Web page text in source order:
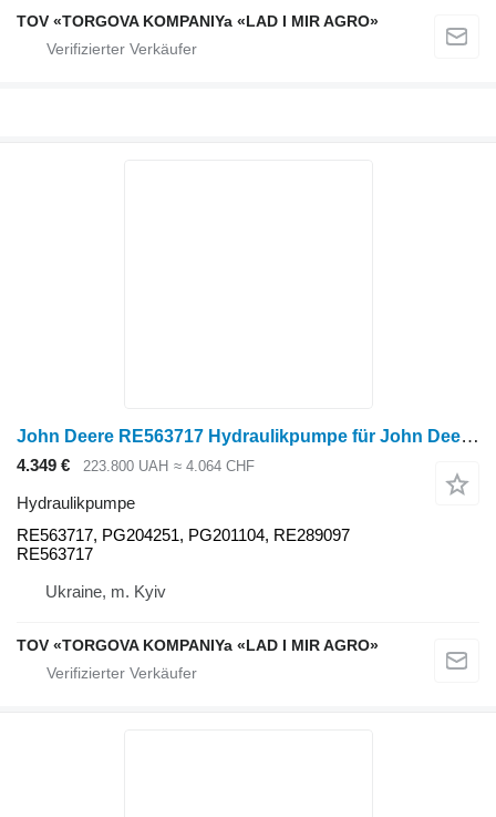
TOV «TORGOVA KOMPANIYa «LAD I MIR AGRO»
John Deere RE563717 Hydraulikpumpe für John Deere Radtraktor
4.349 € 223.800 UAH ≈ 4.064 CHF
Hydraulikpumpe
RE563717, PG204251, PG201104, RE289097
RE563717
Ukraine, m. Kyiv
TOV «TORGOVA KOMPANIYa «LAD I MIR AGRO»